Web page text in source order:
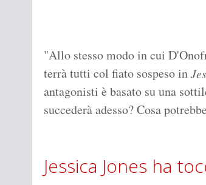
"Allo stesso modo in cui
terrà tutti col fiato sospeso in
antagonisti è basato su una
succederà adesso? Cosa
Jessica Jones ha